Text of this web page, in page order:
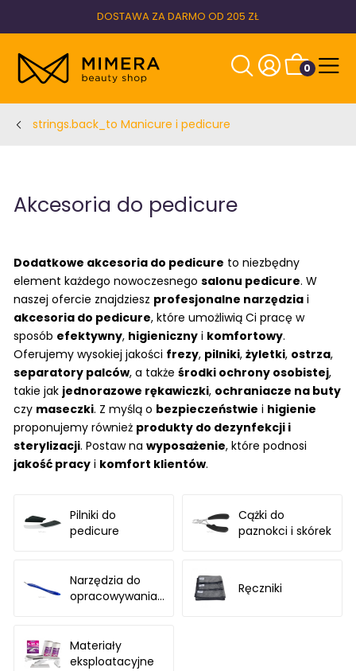
DOSTAWA ZA DARMO OD 205 ZŁ
0
strings.back_to Manicure i pedicure
Akcesoria do pedicure
Dodatkowe akcesoria do pedicure to niezbędny
element każdego nowoczesnegosalonu pedicure. W
naszej ofercie znajdziesz profesjonalne narzędzia i
akcesoria do pedicure, które umożliwią Ci pracę w
sposób efektywny, higieniczny i komfortowy.
Oferujemy wysokiej jakości frezy, pilniki,żyletki, ostrza,
separatory palców, a takżeśrodki ochrony osobistej,
takie jak jednorazowe rękawiczki, ochraniacze na buty
czy maseczki. Z myślą o bezpieczeństwie i higienie
proponujemy również produkty do dezynfekcji i
sterylizacji. Postaw nawyposażenie, które podnosi
jakość pracy i komfort klientów.
Pilniki do
pedicure
Cążki do
paznokci i skórek
Narzędzia do
opracowywania
Ręczniki
Materiały
eksploatacyjne